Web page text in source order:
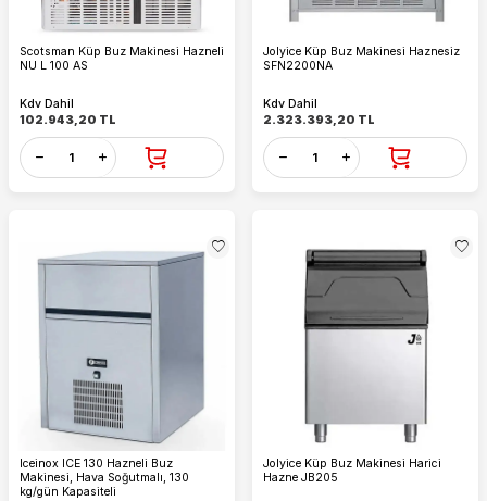
Scotsman Küp Buz Makinesi Hazneli
NU L 100 AS
Kdv Dahil
102.943,20 TL
Jolyice Küp Buz Makinesi Haznesiz
SFN2200NA
Kdv Dahil
2.323.393,20 TL
Iceinox ICE 130 Hazneli Buz
Makinesi, Hava Soğutmalı, 130
kg/gün Kapasiteli
Jolyice Küp Buz Makinesi Harici
Hazne JB205